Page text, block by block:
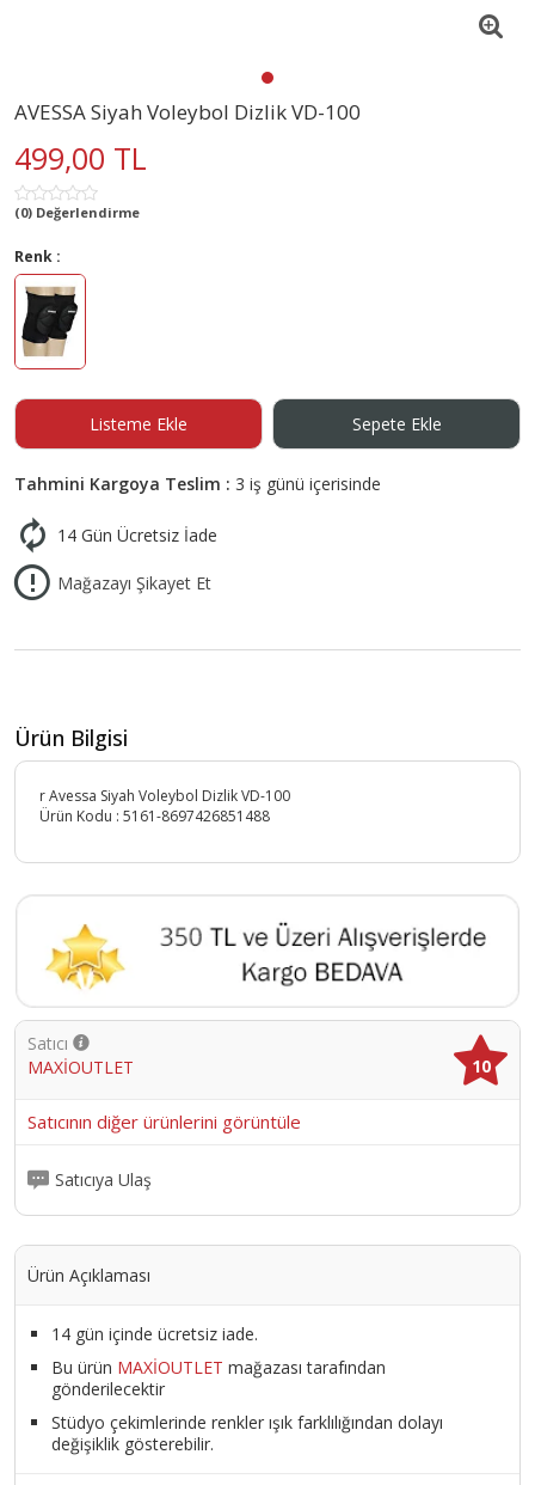
AVESSA Siyah Voleybol Dizlik VD-100
499,00 TL
(0) Değerlendirme
Renk :
Listeme Ekle Sepete Ekle
Tahmini Kargoya Teslim : 3 iş günü içerisinde
14 Gün Ücretsiz İade
Mağazayı Şikayet Et
Ürün Bilgisi
r Avessa Siyah Voleybol Dizlik VD-100
Ürün Kodu : 5161-8697426851488
Satıcı
MAXİOUTLET
10
Satıcının diğer ürünlerini görüntüle
Satıcıya Ulaş
Ürün Açıklaması
14 gün içinde ücretsiz iade.
Bu ürün MAXİOUTLET mağazası tarafından
gönderilecektir
Stüdyo çekimlerinde renkler ışık farklılığından dolayı
değişiklik gösterebilir.